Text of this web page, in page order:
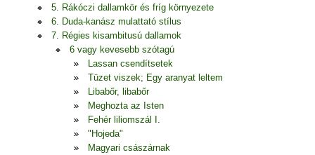
5. Rákóczi dallamkör és fríg környezete
6. Duda-kanász mulattató stílus
7. Régies kisambitusú dallamok
6 vagy kevesebb szótagú
Lassan csendítsetek
Tüzet viszek; Egy aranyat leltem
Libabőr, libabőr
Meghozta az Isten
Fehér liliomszál I.
"Hojeda"
Magyari császárnak